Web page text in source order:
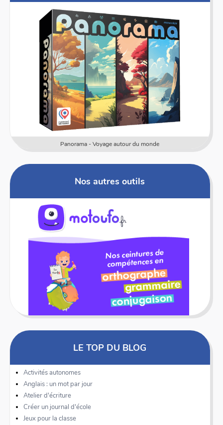
Panorama - Voyage autour du monde
Nos autres outils
LE TOP DU BLOG
Activités autonomes
Anglais : un mot par jour
Atelier d'écriture
Créer un journal d'école
Jeux pour la classe